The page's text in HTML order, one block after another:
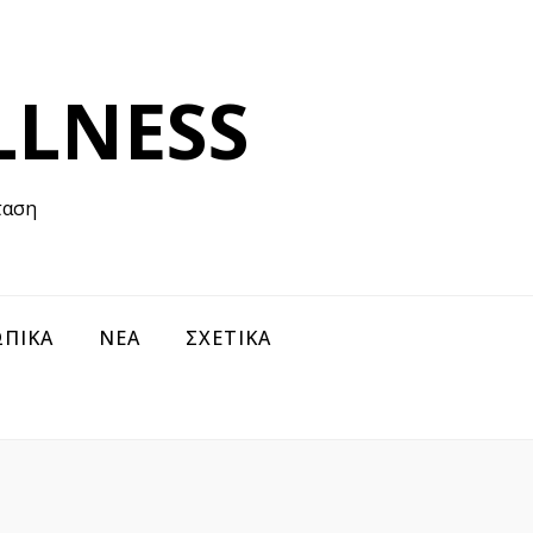
ΝΕΑ ΣΧΕΤΙΚΑ